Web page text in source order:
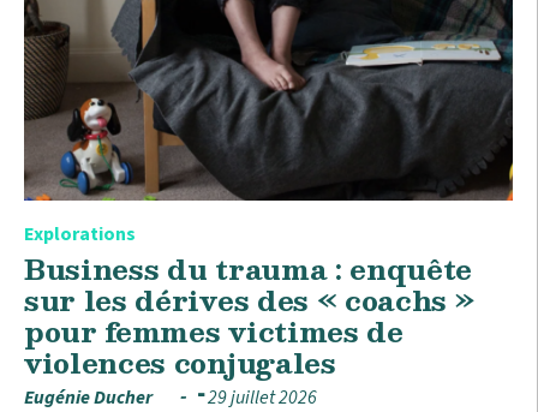
Explorations
Business du trauma : enquête
sur les dérives des « coachs »
pour femmes victimes de
violences conjugales
Eugénie Ducher 29 juillet 2026